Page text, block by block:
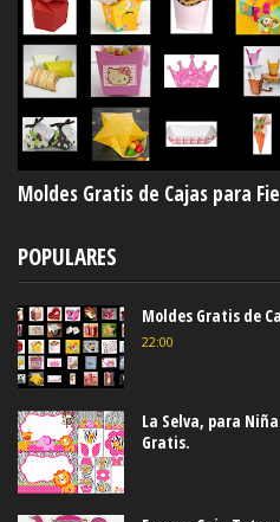
Moldes Gratis de Cajas para
POPULARES
Moldes Gratis de
22:00
La Selva, para
Gratis.